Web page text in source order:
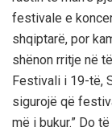
festivale e
shqiptarë, por
shënon rritje në
Festivali i 19-të,
sigurojë që
më i bukur.” Do